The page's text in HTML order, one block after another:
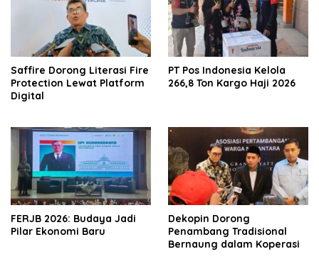
Saffire Dorong Literasi Fire
Protection Lewat Platform
Digital
PT Pos Indonesia Kelola
266,8 Ton Kargo Haji 2026
FERJB 2026: Budaya Jadi
Pilar Ekonomi Baru
Dekopin Dorong
Penambang Tradisional
Bernaung dalam Koperasi